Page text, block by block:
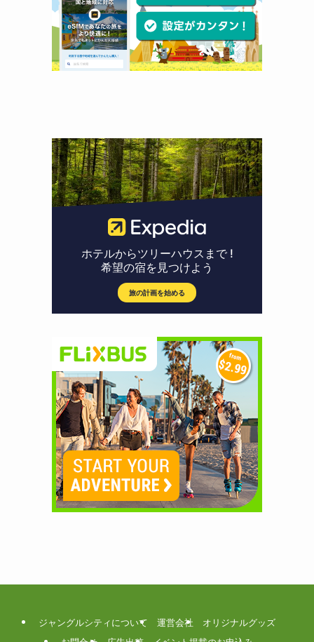
ジャングルシティについて 運営会社
オリジナルグッズ